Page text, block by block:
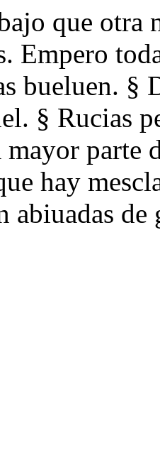
que otra
Empero
bueluen. §
§ Rucias
mayor parte
hay
abiuadas